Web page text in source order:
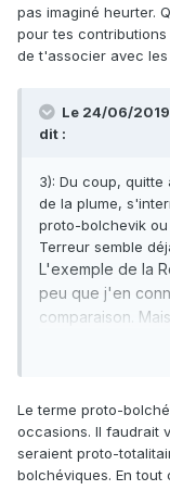
pas imaginé heurter.
pour tes
de t'associer avec
Le 24/06/2019
dit :
3): Du coup,
de la plume,
proto-bolchevik
Terreur semble
L'exemple de la
peu que j'en
comparaison.
par l'Etat
l'URSS ou les
Le terme proto-
occasions. Il faudrait
seraient proto-
bolchéviques. En